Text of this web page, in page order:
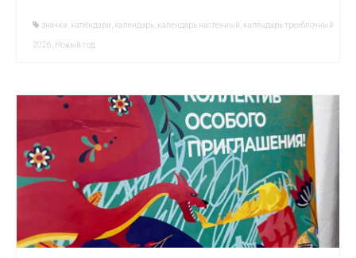
значки, календари, календарь, календарь настенный, календарь трехблочный
2026, Новый год